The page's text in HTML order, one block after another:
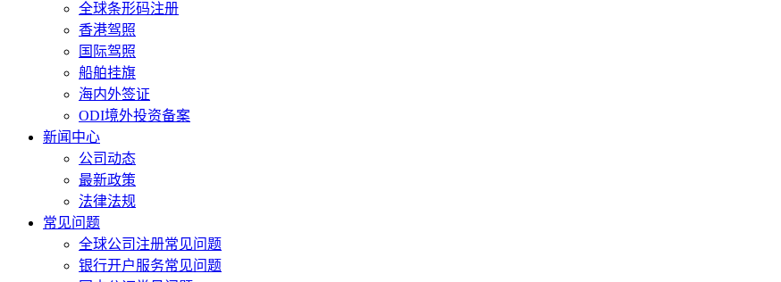
全球条形码注册
香港驾照
国际驾照
船舶挂旗
海内外签证
ODI境外投资备案
新闻中心
公司动态
最新政策
法律法规
常见问题
全球公司注册常见问题
银行开户服务常见问题